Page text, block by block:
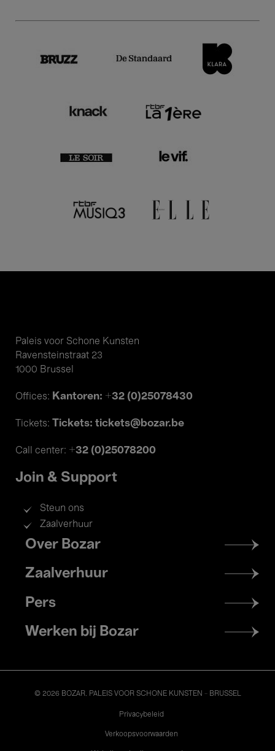
Paleis voor Schone Kunsten
Ravensteinstraat 23
1000 Brussel
Offices: Kantoren: +32 (0)25078430
Tickets: Tickets: tickets@bozar.be
Call center: +32 (0)25078200
Join & Support
Steun ons
Zaalverhuur
Footer
menu
Over Bozar
Zaalverhuur
Pers
Werken bij Bozar
© 2026 BOZAR. PALEIS VOOR SCHONE KUNSTEN - BRUSSEL
Privacybeleid
Verkoopsvoorwaarden